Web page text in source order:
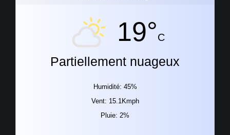
19°C
Partiellement nuageux
Humidité: 45%
Vent: 15.1Kmph
Pluie: 2%